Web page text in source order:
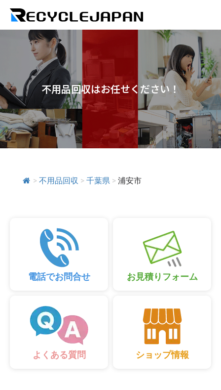
不用品回収はお任せください！
> 不用品回収 > 千葉県 > 浦安市
電話でお問合せ お見積りフォーム
よくある質問 ショップ情報